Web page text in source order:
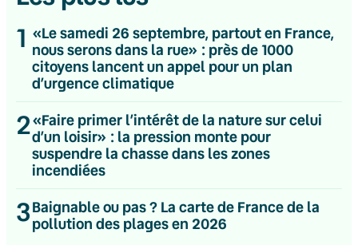
1 «Le samedi 26 septembre, partout en France,
nous serons dans la rue» : près de 1000
citoyens lancent un appel pour un plan
d’urgence climatique
2«Faire primer l’intérêt de la nature sur celui
d’un loisir» : la pression monte pour
suspendre la chasse dans les zones
incendiées
3Baignable ou pas ? La carte de France de la
pollution des plages en 2026